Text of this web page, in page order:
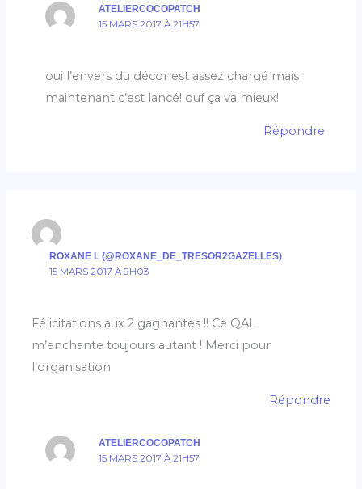
ATELIERCOCOPATCH
15 MARS 2017 À 21H57
oui l’envers du décor est assez chargé mais
maintenant c’est lancé! ouf ça va mieux!
Répondre
ROXANE L (@ROXANE_DE_TRESOR2GAZELLES)
15 MARS 2017 À 9H03
Félicitations aux 2 gagnantes !! Ce QAL
m’enchante toujours autant ! Merci pour
l’organisation
Répondre
ATELIERCOCOPATCH
15 MARS 2017 À 21H57